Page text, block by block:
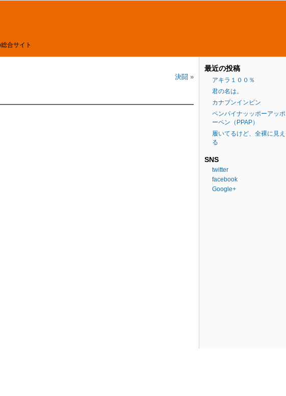
合サイト
決闘 »
最近の投稿
アキラ１００％
君の名は。
カナブンインビン
ペンパイナッッポーアッポ
ーペン（PPAP）
履いてるけど、全裸に見え
る
SNS
twitter
facebook
Google+